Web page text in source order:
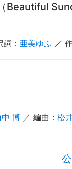
Beautiful
詞 ： 亜美ゆふ ／
中 博 ／ 編曲： 松